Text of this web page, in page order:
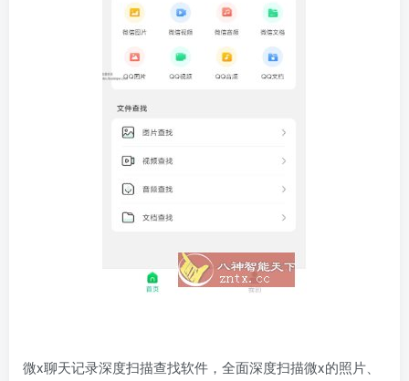
微x聊天记录深度扫描查找软件，全面深度扫描微x的照片、